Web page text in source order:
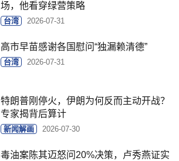
场，他看穿绿营策略
台湾 2026-07-31
高市早苗感谢各国慰问“独漏赖清德”
台湾 2026-07-31
特朗普刚停火，伊朗为何反而主动开战？
专家揭背后算计
新闻解画 2026-07-30
毒油案陈其迈怒问20%决策，卢秀燕证实